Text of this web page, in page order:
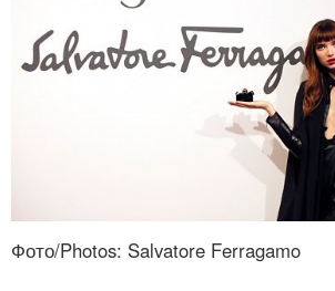
Фото/Photos: Salvatore Ferragamo